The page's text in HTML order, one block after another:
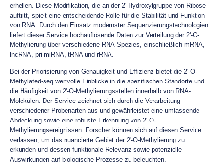
erhellen. Diese Modifikation, die an der 2'-Hydroxylgruppe von Ribose
auftritt, spielt eine entscheidende Rolle für die Stabilität und Funktion
von RNA. Durch den Einsatz modernster Sequenzierungstechnologien
liefert dieser Service hochauflösende Daten zur Verteilung der 2'-O-
Methylierung über verschiedene RNA-Spezies, einschließlich mRNA,
lncRNA, pri-miRNA, tRNA und rRNA.
Bei der Priorisierung von Genauigkeit und Effizienz bietet die 2'-O-
Methylated-seq wertvolle Einblicke in die spezifischen Standorte und
die Häufigkeit von 2'-O-Methylierungsstellen innerhalb von RNA-
Molekülen. Der Service zeichnet sich durch die Verarbeitung
verschiedener Probenarten aus und gewährleistet eine umfassende
Abdeckung sowie eine robuste Erkennung von 2'-O-
Methylierungsereignissen. Forscher können sich auf diesen Service
verlassen, um das nuancierte Gebiet der 2'-O-Methylierung zu
erkunden und dessen funktionale Relevanz sowie potenzielle
Auswirkungen auf biologische Prozesse zu beleuchten.